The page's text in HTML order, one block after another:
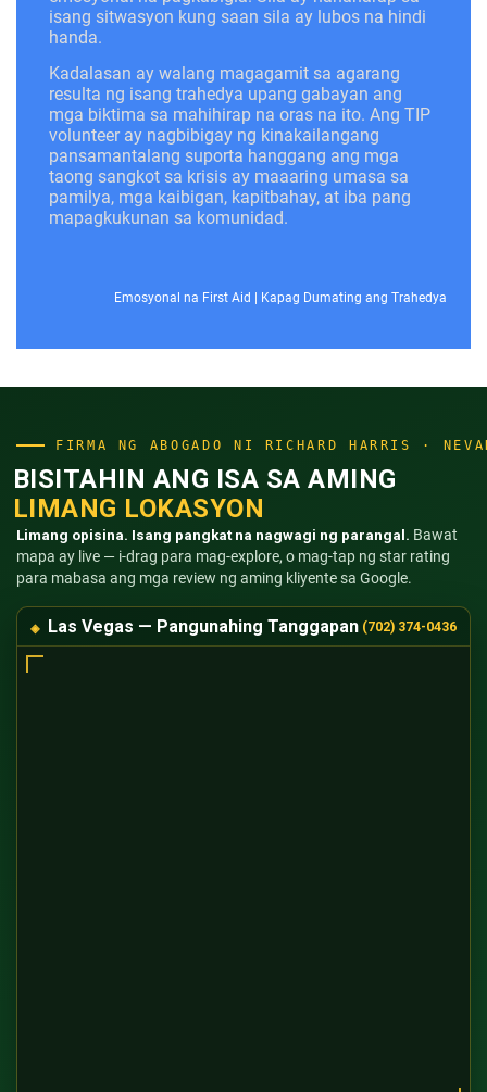
isang sitwasyon kung saan sila ay lubos na hindi
handa.
Kadalasan ay walang magagamit sa agarang
resulta ng isang trahedya upang gabayan ang
mga biktima sa mahihirap na oras na ito. Ang TIP
volunteer ay nagbibigay ng kinakailangang
pansamantalang suporta hanggang ang mga
taong sangkot sa krisis ay maaaring umasa sa
pamilya, mga kaibigan, kapitbahay, at iba pang
mapagkukunan sa komunidad.
Emosyonal na First Aid | Kapag Dumating ang Trahedya
FIRMA NG ABOGADO NI RICHARD HARRIS ·
BISITAHIN ANG ISA SA AMING
LIMANG LOKASYON
Limang opisina. Isang pangkat na nagwagi ng parangal. Bawat
mapa ay live — i-drag para mag-explore, o mag-tap ng star rating
para mabasa ang mga review ng aming kliyente sa Google.
Las Vegas — Pangunahing Tanggapan (702) 374-0436